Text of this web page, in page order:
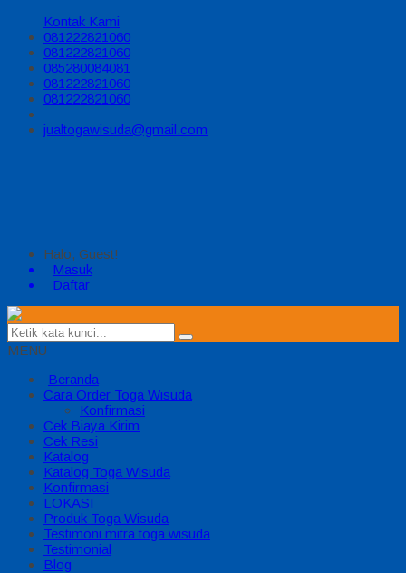
Kontak Kami
081222821060
081222821060
085280084081
081222821060
081222821060
jualtogawisuda@gmail.com
Halo, Guest!
Masuk
Daftar
MENU
Beranda
Cara Order Toga Wisuda
Konfirmasi
Cek Biaya Kirim
Cek Resi
Katalog
Katalog Toga Wisuda
Konfirmasi
LOKASI
Produk Toga Wisuda
Testimoni mitra toga wisuda
Testimonial
Blog